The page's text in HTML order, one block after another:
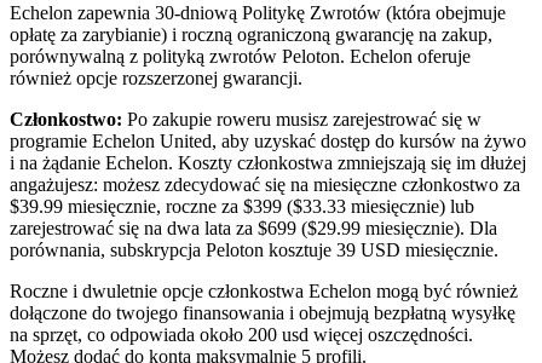
Echelon zapewnia 30-dniową Politykę Zwrotów (która obejmuje
opłatę za zarybianie) i roczną ograniczoną gwarancję na zakup,
porównywalną z polityką zwrotów Peloton. Echelon oferuje
również opcje rozszerzonej gwarancji.
Członkostwo: Po zakupie roweru musisz zarejestrować się w
programie Echelon United, aby uzyskać dostęp do kursów na żywo
i na żądanie Echelon. Koszty członkostwa zmniejszają się im dłużej
angażujesz: możesz zdecydować się na miesięczne członkostwo za
$39.99 miesięcznie, roczne za $399 ($33.33 miesięcznie) lub
zarejestrować się na dwa lata za $699 ($29.99 miesięcznie). Dla
porównania, subskrypcja Peloton kosztuje 39 USD miesięcznie.
Roczne i dwuletnie opcje członkostwa Echelon mogą być również
dołączone do twojego finansowania i obejmują bezpłatną wysyłkę
na sprzęt, co odpowiada około 200 usd więcej oszczędności.
Możesz dodać do konta maksymalnie 5 profili.